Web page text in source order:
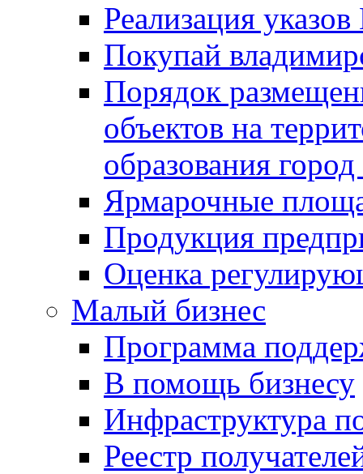
Реализация
Покупай
Порядок
объектов на
образования
Ярмарочные
Продукция
Оценка
Малый бизнес
Программа
В помощь бизнесу
Инфраструктура
Реестр